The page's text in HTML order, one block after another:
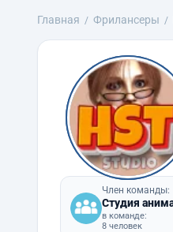
Главная Фрилансеры
Член команды:
в команде:
8 человек